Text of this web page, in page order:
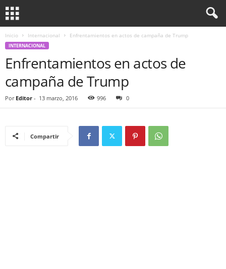
Inicio Internacional Enfrentamientos en actos de campaña de Trump
INTERNACIONAL
Enfrentamientos en actos de
campaña de Trump
Por Editor - 13 marzo, 2016 996 0
Compartir